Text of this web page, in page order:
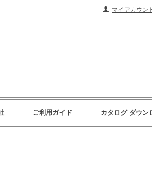
マイアカウン
ご利用ガイド カタログ ダウン